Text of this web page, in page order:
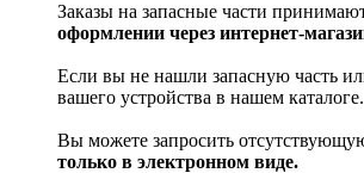
Заказы на запасные части
оформлении через интернет-
Если вы не нашли запасную часть
вашего устройства в нашем каталоге.
Вы можете запросить
только в электронном виде.